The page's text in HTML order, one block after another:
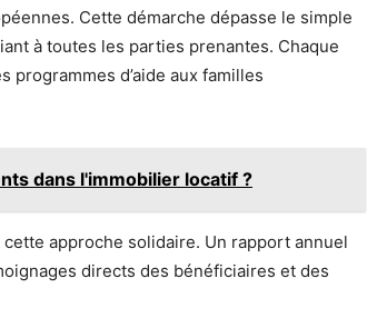
Cette démarche dépasse le simple
à toutes les parties prenantes. Chaque
d’aide aux familles
dans l'immobilier locatif ?
approche solidaire. Un rapport annuel
directs des bénéficiaires et des